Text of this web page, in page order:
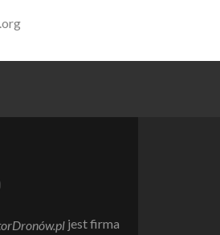
jest firma